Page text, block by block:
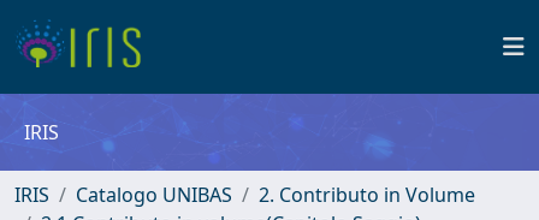
IRIS
IRIS Catalogo UNIBAS
2. Contributo in Volume